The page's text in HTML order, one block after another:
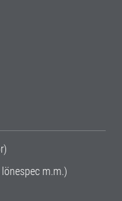
m.m.)